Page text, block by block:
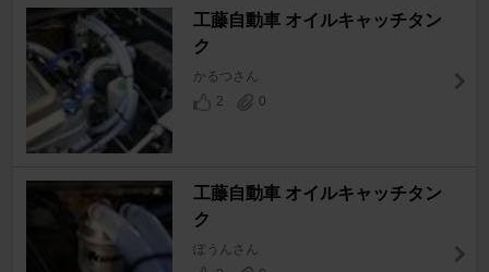
工藤自動車 オイルキャッチタン
ク
かるつさん
2
0
工藤自動車 オイルキャッチタン
ク
ぽうんさん